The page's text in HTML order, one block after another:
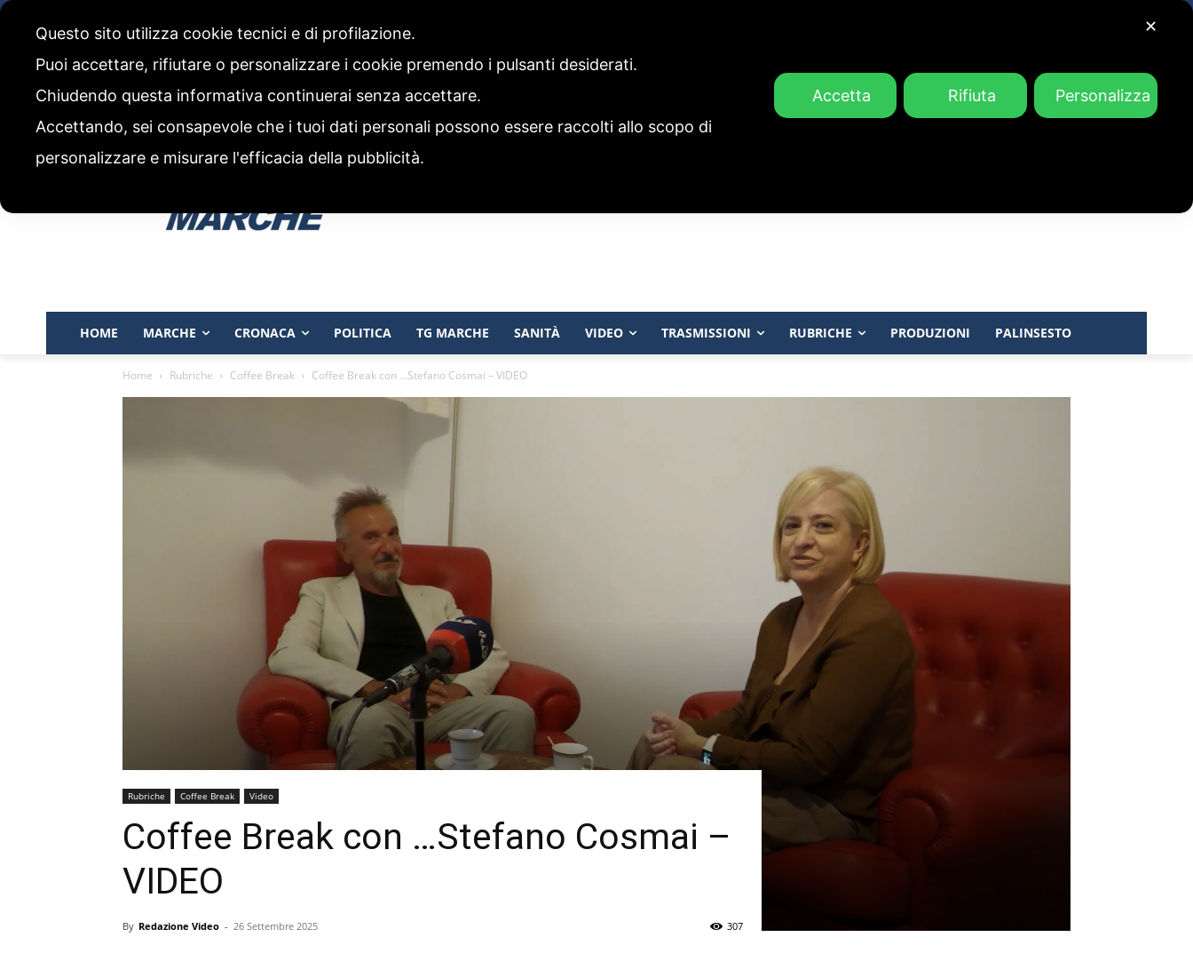
CODICE ETICO E POLITICA EDITORIALE
HOME MARCHE CRONACA POLITICA TG MARCHE SANITÀ VIDEO TRASMISSIONI RUBRICHE PRODUZIONI PALINSESTO
Home Rubriche Coffee Break Coffee Break con …Stefano Cosmai – VIDEO
Rubriche Coffee Break Video
Coffee Break con …Stefano Cosmai –
VIDEO
By Redazione Video - 26 Settembre 2025 307
✕
Questo sito utilizza cookie tecnici e di profilazione.
Puoi accettare, rifiutare o personalizzare i cookie premendo i pulsanti desiderati.
Chiudendo questa informativa continuerai senza accettare.
Accettando, sei consapevole che i tuoi dati personali possono essere raccolti allo scopo di
personalizzare e misurare l'efficacia della pubblicità.
Accetta Rifiuta Personalizza